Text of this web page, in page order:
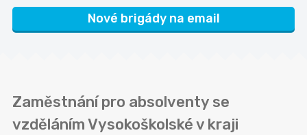
Nové brigády na email
Zaměstnání pro absolventy se
vzděláním Vysokoškolské v kraji